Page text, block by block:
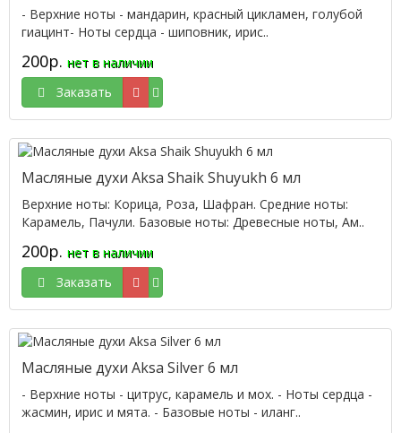
- Верхние ноты - мандарин, красный цикламен, голубой
гиацинт- Ноты сердца - шиповник, ирис..
200р. нет в наличии
Заказать
Масляные духи Aksa Shaik Shuyukh 6 мл
Верхние ноты: Корица, Роза, Шафран. Средние ноты:
Карамель, Пачули. Базовые ноты: Древесные ноты, Ам..
200р. нет в наличии
Заказать
Масляные духи Aksa Silver 6 мл
- Верхние ноты - цитрус, карамель и мох. - Ноты сердца -
жасмин, ирис и мята. - Базовые ноты - иланг..